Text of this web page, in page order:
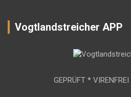
Vogtlandstreicher APP
GEPRÜFT * VIRENFREI